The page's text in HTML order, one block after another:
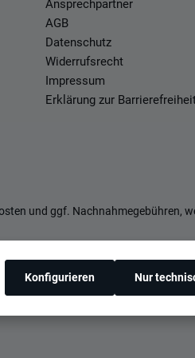
Ansprechpartner
AGB
Datenschutz
Widerrufsrecht
Impressum
Erklärung zur
und ggf. Nachnahmegebühren,
Nur
Konfigurieren